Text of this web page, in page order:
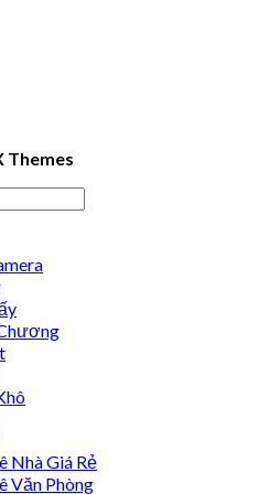
Themes
Nhà Giá Rẻ
Văn Phòng